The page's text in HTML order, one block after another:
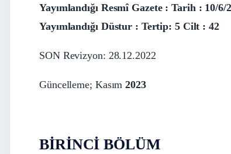
Yayımlandığı Resmî Gazete : Tarih : 10/6/
Yayımlandığı Düstur : Tertip: 5 Cilt : 42
SON Revizyon: 28.12.2022
Güncelleme; Kasım2023
BİRİNCİ BÖLÜM